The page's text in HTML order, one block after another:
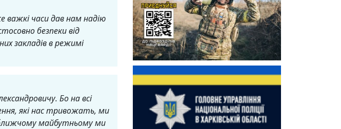
важкі часи дав нам надію
безпеки від
закладів в режимі
Бо на всі
які нас тривожать, ми
майбутньому ми